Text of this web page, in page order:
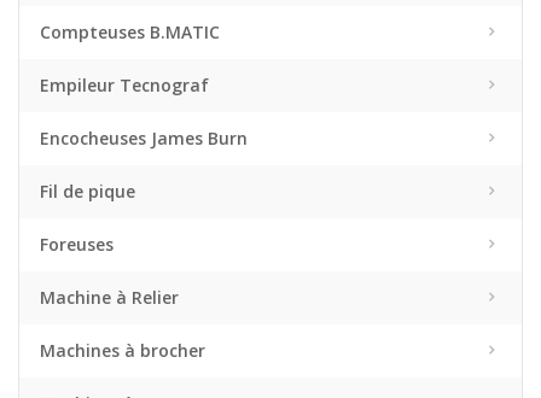
Compteuses B.MATIC
Empileur Tecnograf
Encocheuses James Burn
Fil de pique
Foreuses
Machine à Relier
Machines à brocher